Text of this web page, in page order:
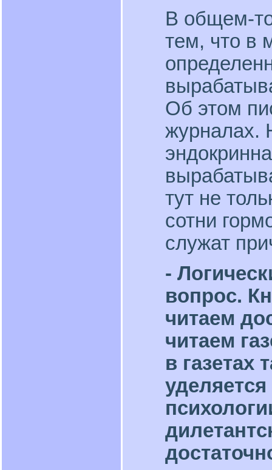
В общем-
тем, что в
Об этом
журналах.
тут не
сотни
служат
-
вопрос.
читаем
читаем
в газетах